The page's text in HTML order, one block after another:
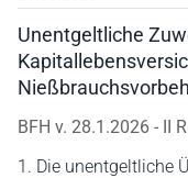
Unentgeltliche
BFH v. 28.1.2026 - II
1. Die unentgeltliche